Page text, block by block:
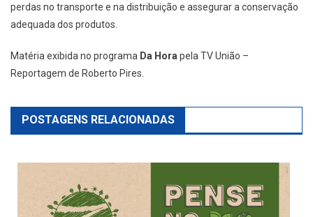
perdas no transporte e na distribuição e assegurar a conservação
adequada dos produtos.
Matéria exibida no programa Da Horapela TV União –
Reportagem de Roberto Pires.
POSTAGENS RELACIONADAS